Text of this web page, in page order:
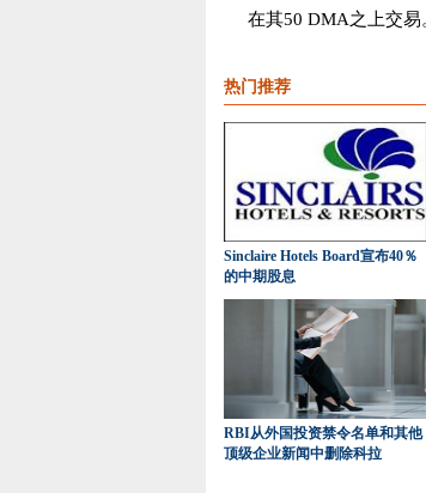
在其50 DMA之上交易
热门推荐
Sinclaire Hotels Board宣布40％
的中期股息
RBI从外国投资禁令名单和其他
顶级企业新闻中删除科拉